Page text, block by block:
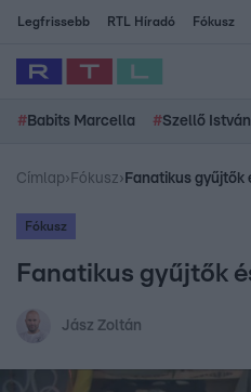
Legfrissebb RTL Híradó Fókusz
# Babits Marcella #Szellő István
Címlap› Fókusz› Fanatikus gyűjtők
Fókusz
Fanatikus gyűjtők
Jász Zoltán